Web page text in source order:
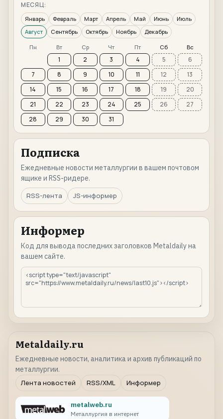
МЕСЯЦ:
Январь Февраль Март Апрель Май Июнь
Июль
Август
Сентябрь Октябрь Ноябрь Декабрь
Пн Вт Ср Чт Пт Сб Вс
1 2 3 4 5
6
7
8 9 10 11 12
13
14
15 16 17 18 19
20
21
22 23 24 25 26
27
28
29 30 31
Подписка
Ежедневные новости металлургии в вашем почтовом
ящике и RSS-ридере.
RSS-лента
JS-информер
Информер
Код для вывода последних заголовков Metaldaily на
вашем сайте.
Metaldaily.ru
Ежедневные новости, аналитика и архив публикаций по
металлургии.
Лента новостей
RSS/XML Информер
metalweb.ru
Металлургия в интернет